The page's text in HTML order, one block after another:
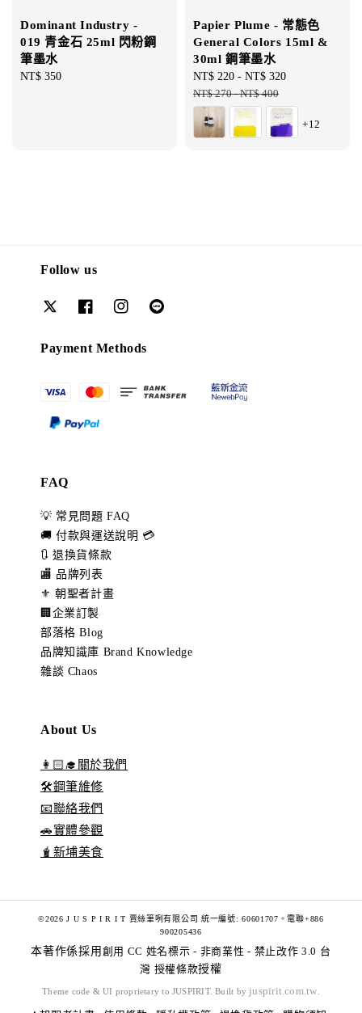
Dominant Industry -
019 青金石 25ml 閃粉鋼
筆墨水
Regular
NT$ 350
Papier Plume - 常態色
General Colors 15ml &
30ml 鋼筆墨水
Sale
price
NT$ 220 - NT$ 320
NT$ 270-NT$ 400
+12
Follow us
Payment Methods
FAQ
💡 常見問題 FAQ
🚚 付款與運送說明 💳
🔃 退換貨條款
🏬 品牌列表
⚜️ 朝聖者計畫
🏢企業訂製
部落格 Blog
品牌知識庫 Brand Knowledge
雜談 Chaos
About Us
👩🏻‍🎓關於我們
🛠️鋼筆維修
📧聯絡我們
🚗實體參觀
🧋新埔美食
©2026 J U S P I R I T 賈絲筆咧有限公司 統一編號: 60601707。電聯+886
900205436
本著作係採用 創用 CC 姓名標示 - 非商業性 - 禁止改作 3.0 台
灣 授權條款授權
Theme code & UI proprietary to JUSPIRIT. Built by juspirit.com.tw